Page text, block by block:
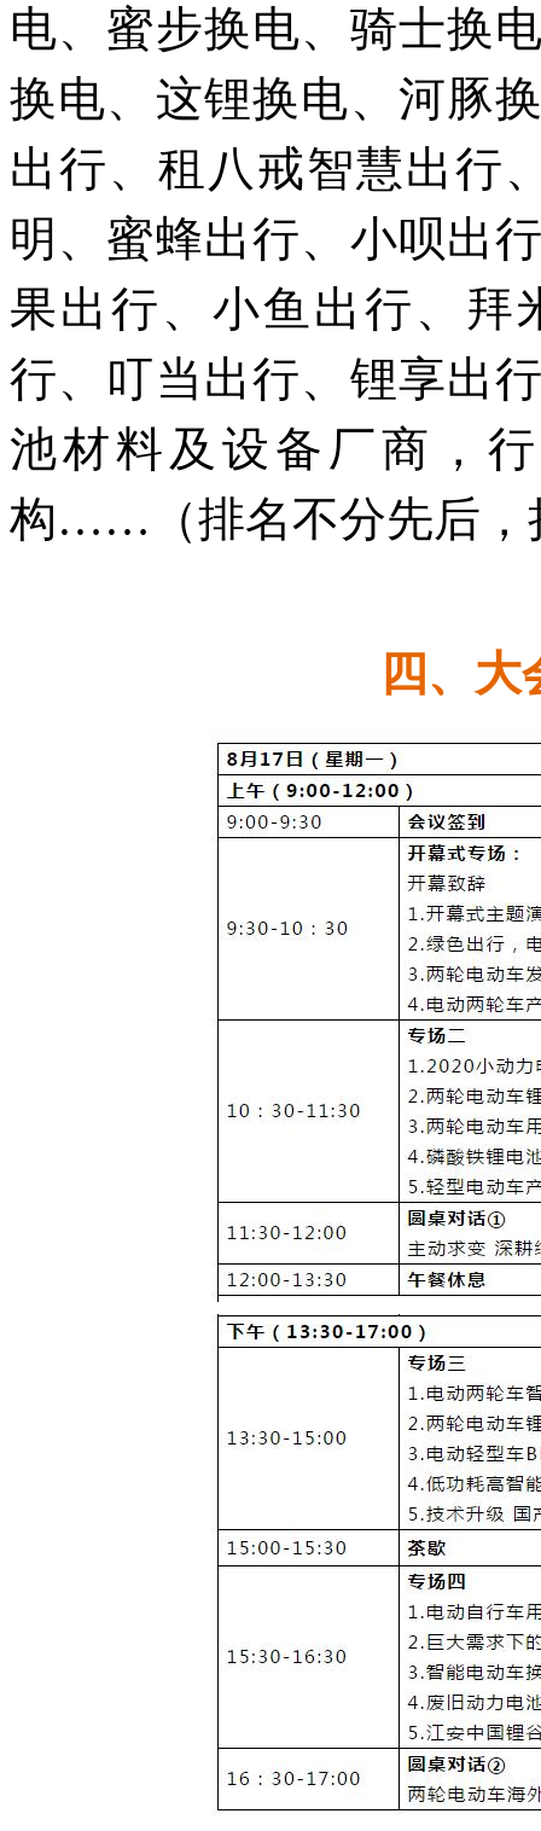
电、蜜步换电、骑士换
换电、这锂换电、河豚
出行、租八戒智慧出行
明、蜜蜂出行、小呗出
果出行、小鱼出行、拜
行、叮当出行、锂享出
池材料及设备厂商，
构……（排名不分先后，
四、 大